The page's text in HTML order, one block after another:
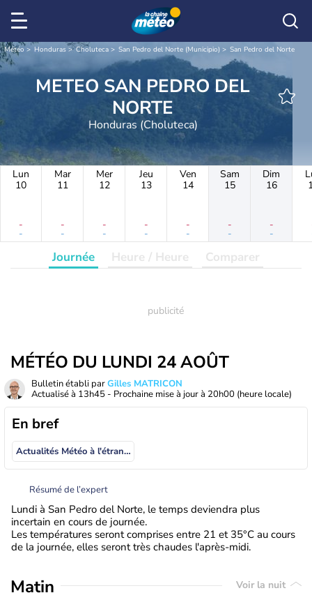
Météo Honduras Choluteca San Pedro del Norte (Municipio) San Pedro del Norte
METEO SAN PEDRO DEL
NORTE
Honduras (Choluteca)
Lun
10
-
-
Mar
11
-
-
Mer
12
-
-
Jeu
13
-
-
Ven
14
-
-
Sam
15
-
-
Dim
16
-
-
Journée Heure / Heure Comparer
MÉTÉO DU LUNDI 24 AOÛT
Bulletin établi parGilles MATRICON
Actualisé à 13h45 - Prochaine mise à jour à 20h00 (heure locale)
En bref
Actualités Météo à l'étranger
Résumé de l’expert
Lundi à San Pedro del Norte, le temps deviendra plus
incertain en cours de journée.
Les températures seront comprises entre 21 et 35°C au cours
de la journée, elles seront très chaudes l'après-midi.
Matin Voir la nuit